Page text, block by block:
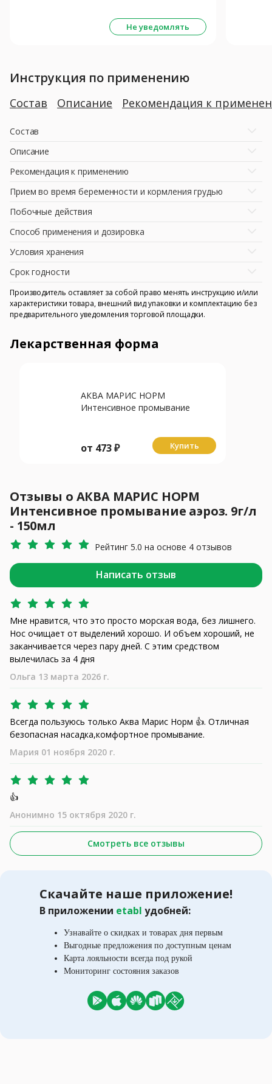
Не уведомлять
Инструкция по применению
Состав Описание Рекомендация к
Состав
Описание
Рекомендация к применению
Прием во время беременности и кормления грудью
Побочные действия
Способ применения и дозировка
Условия хранения
Срок годности
Производитель оставляет за собой право менять инструкцию и/или
характеристики товара, внешний вид упаковки и комплектацию без
предварительного уведомления торговой площадки.
Лекарственная форма
АКВА МАРИС НОРМ
Интенсивное промывание
от 473₽ Купить
Отзывы о АКВА МАРИС НОРМ
Интенсивное промывание аэроз. 9г/л
- 150мл
Рейтинг 5.0 на основе 4 отзывов
Написать отзыв
Мне нравится, что это просто морская вода, без лишнего.
Нос очищает от выделений хорошо. И объем хороший, не
заканчивается через пару дней. С этим средством
вылечилась за 4 дня
Ольга 13 марта 2026 г.
Всегда пользуюсь только Аква Марис Норм 👍. Отличная
безопасная насадка,комфортное промывание.
Мария 01 ноября 2020 г.
👍
Анонимно 15 октября 2020 г.
Смотреть все отзывы
Скачайте наше приложение!
В приложении etabl удобней:
Узнавайте о скидках и товарах дня первым
Выгодные предложения по доступным ценам
Карта лояльности всегда под рукой
Мониторинг состояния заказов